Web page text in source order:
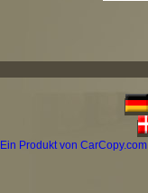
Ein Produkt von CarCopy.com